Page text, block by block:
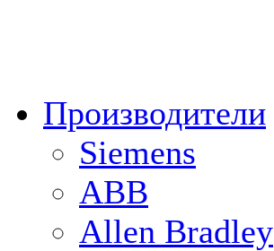
Производители
Siemens
ABB
Allen Bradley